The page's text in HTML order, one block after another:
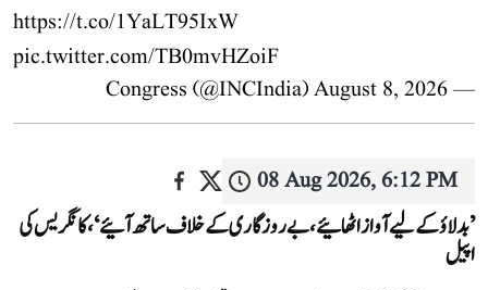
https://t.co/1YaLT95IxW
pic.twitter.com/TB0mvHZoiF
— Congress (@INCIndia)
August 8, 2026
08 Aug 2026, 6:12 PM
’بدلاؤ کے لیے آواز اٹھائیے، بے روزگاری کے خلاف ساتھ آئیے‘، کانگریس کی
اپیل